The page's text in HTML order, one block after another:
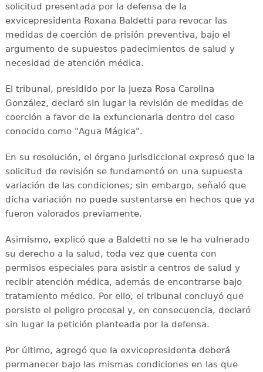
solicitud presentada por la defensa de la
exvicepresidenta Roxana Baldetti para revocar las
medidas de coerción de prisión preventiva, bajo el
argumento de supuestos padecimientos de salud y
necesidad de atención médica.
El tribunal, presidido por la jueza Rosa Carolina
González, declaró sin lugar la revisión de medidas de
coerción a favor de la exfuncionaria dentro del caso
conocido como "Agua Mágica".
En su resolución, el órgano jurisdiccional expresó que la
solicitud de revisión se fundamentó en una supuesta
variación de las condiciones; sin embargo, señaló que
dicha variación no puede sustentarse en hechos que ya
fueron valorados previamente.
Asimismo, explicó que a Baldetti no se le ha vulnerado
su derecho a la salud, toda vez que cuenta con
permisos especiales para asistir a centros de salud y
recibir atención médica, además de encontrarse bajo
tratamiento médico. Por ello, el tribunal concluyó que
persiste el peligro procesal y, en consecuencia, declaró
sin lugar la petición planteada por la defensa.
Por último, agregó que la exvicepresidenta deberá
permanecer bajo las mismas condiciones en las que